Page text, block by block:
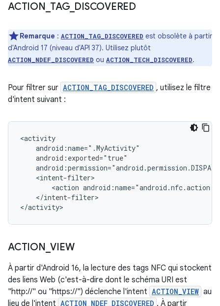
ACTION TAG_ DISCOVERED
Remarque : ACTION_TAG_DISCOVERED est obsolète à partir
d'Android 17 (niveau d'API 37). Utilisez plutôt
ACTION_NDEF_DISCOVERED ou ACTION_TECH_DISCOVERED.
Pour filtrer sur ACTION_TAG_DISCOVERED , utilisez le filtre
d'intent suivant :
<action
</intent-filter>
</activity>
ACTION _VIEW
À partir d'Android 16, la lecture des tags NFC qui stockent
des liens Web (c'est-à-dire dont le schéma URI est
"http://" ou "https://") déclenche l'intent ACTION_VIEW au
lieu de l'intent ACTION_NDEF_DISCOVERED . À partir